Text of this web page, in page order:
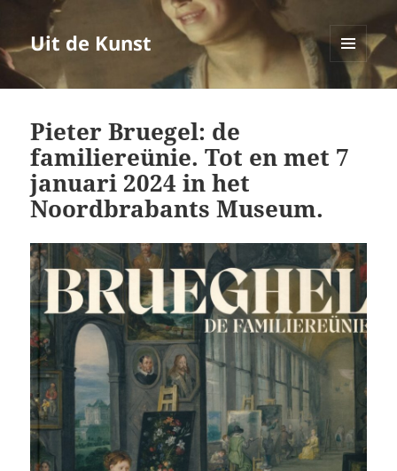
Uit de Kunst
MENU
EN
Pieter Bruegel: de
familiereünie. Tot en met 7
januari 2024 in het
Noordbrabants Museum.